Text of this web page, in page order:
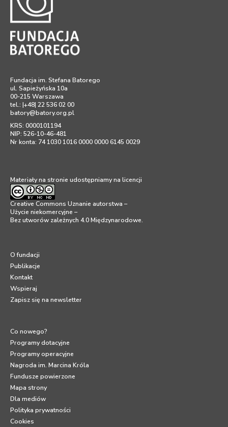
Fundacja im. Stefana Batorego
ul. Sapieżyńska 10a
00-215 Warszawa
tel.: |+48| 22 536 02 00
batory@batory.org.pl
KRS: 0000101194
NIP: 526-10-46-481
Nr konta: 74 1030 1016 0000 0000 6145 0029
Materiały na stronie udostępniamy na licencji
Creative Commons Uznanie autorstwa –
Użycie niekomercyjne –
Bez utworów zależnych 4.0 Międzynarodowe.
O fundacji
Publikacje
Kontakt
Wspieraj
Zapisz się na newsletter
Co nowego?
Programy dotacyjne
Programy operacyjne
Nagroda im. Marcina Króla
Fundusze powierzone
Mapa strony
Dla mediów
Polityka prywatności
Cookies